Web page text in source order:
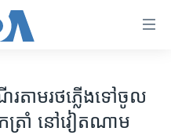
តាមរថភ្លើងទៅចូល
ត្រាំ នៅវៀតណាម